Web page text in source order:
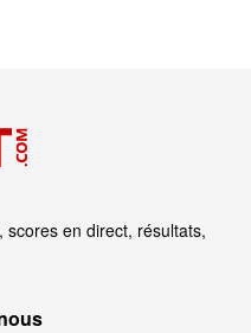
en direct, résultats,